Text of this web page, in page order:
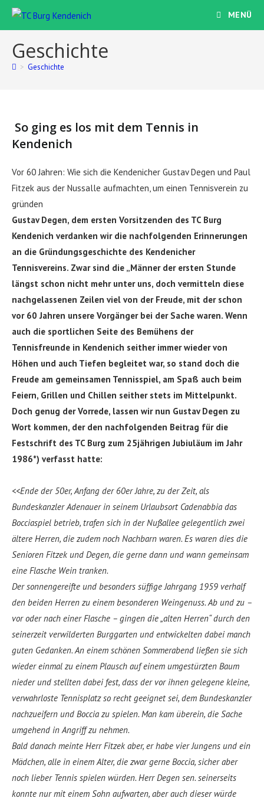
Zum
MENÜ
Geschichte
> Geschichte
So ging es los mit dem Tennis in
Kendenich
Vor 60 Jahren: Wie sich die Kendenicher Gustav Degen und Paul
Fitzek aus der Nussalle aufmachten, um einen Tennisverein zu
gründen
Gustav Degen, dem ersten Vorsitzenden des TC Burg
Kendenich verdanken wir die nachfolgenden Erinnerungen
an die Gründungsgeschichte des Kendenicher
Tennisvereins. Zwar sind die „Männer der ersten Stunde
längst schon nicht mehr unter uns, doch vermitteln diese
nachgelassenen Zeilen viel von der Freude, mit der schon
vor 60 Jahren unsere Vorgänger bei der Sache waren. Wenn
auch die sportlichen Seite des Bemühens der
Tennisfreunde in Kendenich seither immer wieder von
Höhen und auch Tiefen begleitet war, so stand doch die
Freude am gemeinsamen Tennisspiel, am Spaß auch beim
Feiern, Grillen und Chillen seither stets im Mittelpunkt.
Doch genug der Vorrede, lassen wir nun Gustav Degen zu
Wort kommen, der den nachfolgenden Beitrag für die
Festschrift des TC Burg zum 25jährigen Jubiuläum im Jahr
1986*) verfasst hatte:
<<Ende der 50er, Anfang der 60er Jahre, zu der Zeit, als
Bundeskanzler Adenauer in seinem Urlaubsort Cadenabbia das
Bocciaspiel betrieb, trafen sich in der Nußallee gelegentlich zwei
ältere Herren, die zudem noch Nachbarn waren. Es waren dies die
Senioren Fitzek und Degen, die gerne dann und wann gemeinsam
eine Flasche Wein tranken.
Der sonnengereifte und besonders süffige Jahrgang 1959 verhalf
den beiden Herren zu einem besonderen Weingenuss. Ab und zu –
vor oder nach einer Flasche – gingen die „alten Herren“ durch den
seinerzeit verwilderten Burggarten und entwickelten dabei manch
guten Gedanken. An einem schönen Sommerabend ließen sie sich
wieder einmal zu einem Plausch auf einem umgestürzten Baum
nieder und stellten dabei fest, dass der vor ihnen gelegene kleine,
verwahrloste Tennisplatz so recht geeignet sei, dem Bundeskanzler
nachzueifern und Boccia zu spielen. Man kam überein, die Sache
umgehend in Angriff zu nehmen.
Bald danach meinte Herr Fitzek aber, er habe vier Jungens und ein
Mädchen, alle in einem Alter, die zwar gerne Boccia, sicher aber
noch lieber Tennis spielen würden. Herr Degen sen. seinerseits
konnte nur mit einem Sohn aufwarten, aber auch dieser würde